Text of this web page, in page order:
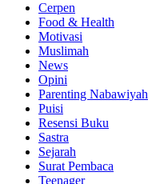
Cerpen
Food & Health
Motivasi
Muslimah
News
Opini
Parenting Nabawiyah
Puisi
Resensi Buku
Sastra
Sejarah
Surat Pembaca
Teenager